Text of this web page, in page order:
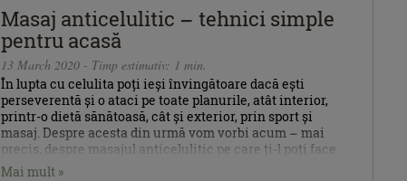
Masaj anticelulitic – tehnici simple
pentru acasă
13 March 2020 - Timp estimativ: 1 min.
În lupta cu celulita poți ieși învingătoare dacă ești
perseverentă și o ataci pe toate planurile, atât interior,
printr-o dietă sănătoasă, cât și exterior, prin sport și
masaj. Despre acesta din urmă vom vorbi acum – mai
precis, despre masajul anticelulitic pe care ți-l poți face
chiar tu.
Mai mult »